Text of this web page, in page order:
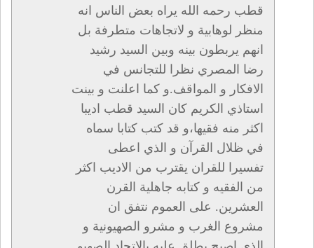
قطب رحمه الله يراه بعض الناس انه
منظر لوهابية و لاتجاهات متطرفة بل
انهم يربطون بينه وبين السيد رشيد
رضا المصري نظرا للتجانس في
الافكار و المواقف.و كما اعلنت و بينت
استاذي الكريم كان السيد قطب اديبا
اكثر منه فقيها،و قد كتب كتابا سماه
في ظلال القرآن و الذي اعطى
تفسيرا للقران يقترب من الاديب اكثر
من الفقيه و كتابه جاهلية القرن
العشرين. على العموم نتفق ان
مشروع الغرب و مشرو الصهيونية و